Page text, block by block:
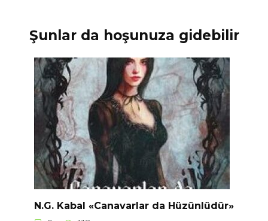
Şunlar da hoşunuza gidebilir
N.G. Kabal «Canavarlar da Hüzünlüdür»